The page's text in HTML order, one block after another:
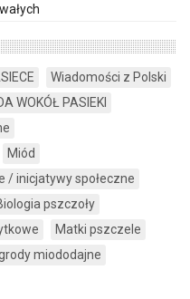
Wiadomości z Polski
WOKÓŁ PASIEKI
Miód
/ inicjatywy społeczne
pszczoły
Matki pszczele
miododajne